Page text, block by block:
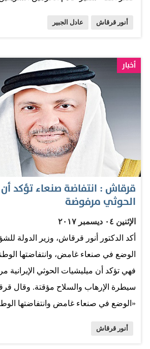
أنور قرقاش عادل الجبير
أخبار
قرقاش : انتفاضة صنعاء تؤكد
الحوثي مرفوضة
الإثنين ٠٤ ديسمبر ٢٠١٧
أكد الدكتور أنور قرقاش، وزير الدولة
الوضع في صنعاء غامض، وانتفاضتها
فهي تؤكد أن ميليشيات الحوثي الإيرانية
سيطرة الإرهاب والسلاح مؤقتة. وقال
«الوضع في صنعاء غامض وانتفاضتها
أنور قرقاش